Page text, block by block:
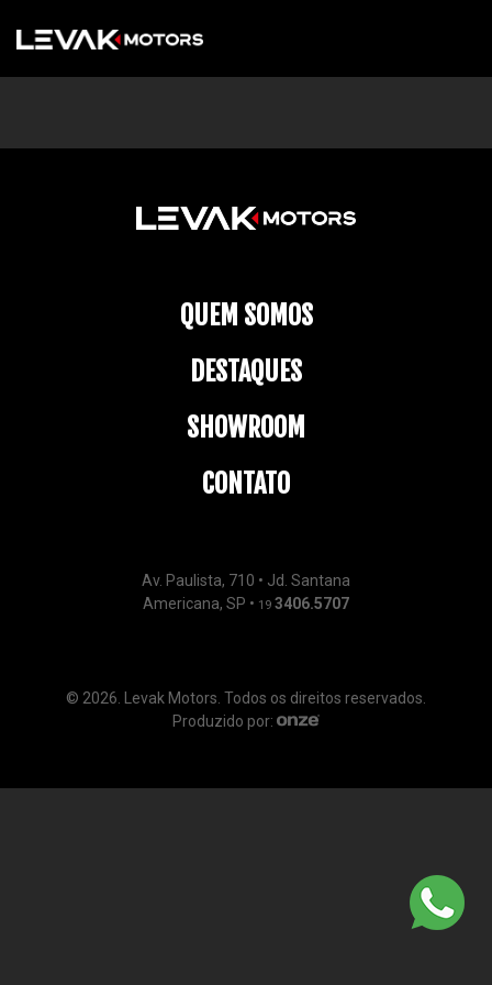
QUEM SOMOS
DESTAQUES
SHOWROOM
CONTATO
Av. Paulista, 710 • Jd. Santana
Americana, SP • 19 3406.5707
© 2026. Levak Motors. Todos os direitos reservados.
Produzido por: